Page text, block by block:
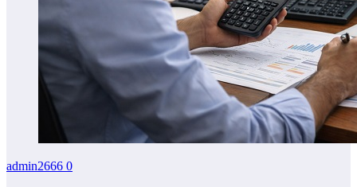
admin2666 0